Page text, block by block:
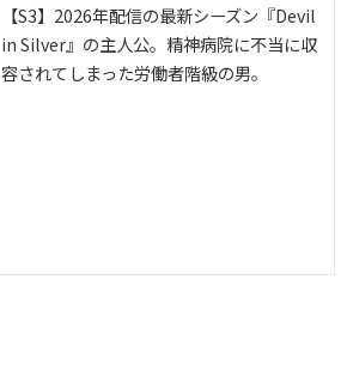
【S3】2026年配信の最新シーズン『Devil
in Silver』の主人公。精神病院に不当に収
容されてしまった労働者階級の男。